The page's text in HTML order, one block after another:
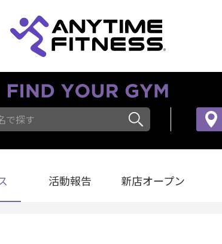
で探す
活動報告 新店オープン